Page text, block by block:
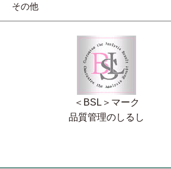
その他
＜BSL＞マーク
品質管理のしるし